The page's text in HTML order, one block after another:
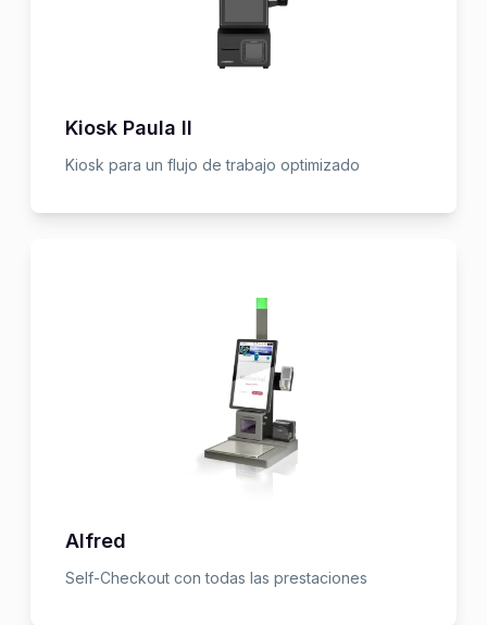
Kiosk Paula II
Kiosk para un flujo de trabajo optimizado
Alfred
Self-Checkout con todas las prestaciones